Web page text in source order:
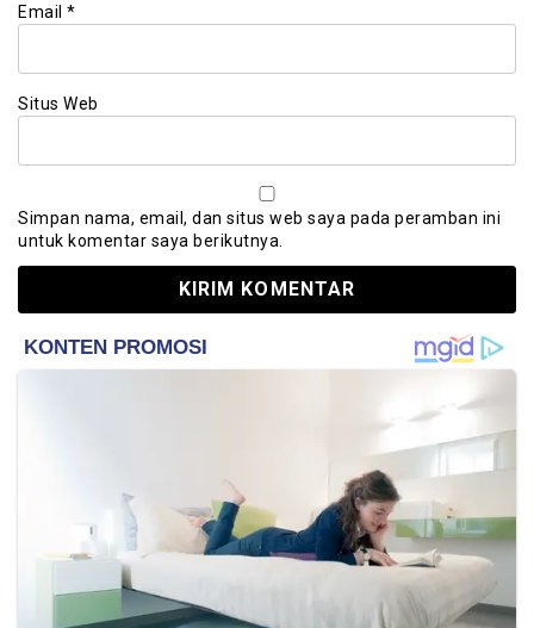
Email *
Situs Web
Simpan nama, email, dan situs web saya pada peramban ini
untuk komentar saya berikutnya.